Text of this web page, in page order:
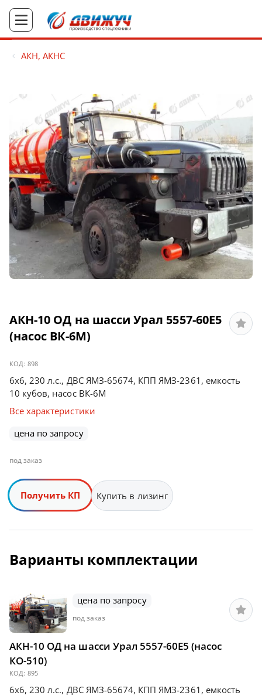
АКН, АКНС
АКН-10 ОД на шасси Урал 5557-60Е5
(насос ВК-6М)
КОД: 898
6х6, 230 л.с., ДВС ЯМЗ-65674, КПП ЯМЗ-2361, емкость
10 кубов, насос ВК-6М
Все характеристики
цена по запросу
под заказ
Получить КП Купить в лизинг
Варианты комплектации
АКН-10 ОД на шасси Урал 5557-60Е5 (насос
КО-510)
КОД: 895
6х6, 230 л.с., ДВС ЯМЗ-65674, КПП ЯМЗ-2361, емкость
цена по запросу
под заказ